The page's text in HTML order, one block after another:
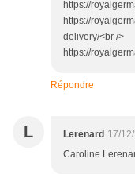
https://
https://
delivery/<br />
https://
Répondre
L Lerenard 17/
Caroline